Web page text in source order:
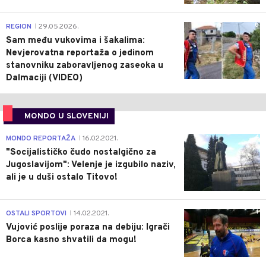
0
REGION 29.05.2026.
Sam među vukovima i šakalima:
Nevjerovatna reportaža o jedinom
stanovniku zaboravljenog zaseoka u
Dalmaciji (VIDEO)
MONDO U SLOVENIJI
4
MONDO REPORTAŽA 16.02.2021.
"Socijalističko čudo nostalgično za
Jugoslavijom": Velenje je izgubilo naziv,
ali je u duši ostalo Titovo!
1
OSTALI SPORTOVI 14.02.2021.
Vujović poslije poraza na debiju: Igrači
Borca kasno shvatili da mogu!